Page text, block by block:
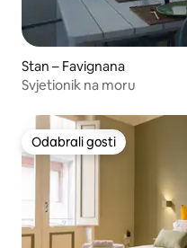
Stan – Favignana
Svjetionik na moru
Odabrali gosti
Odabrali gosti